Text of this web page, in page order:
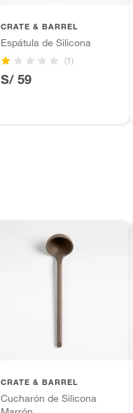
CRATE & BARREL
Espátula de Silicona
(1)
S/ 59
CRATE & BARREL
Cucharón de Silicona